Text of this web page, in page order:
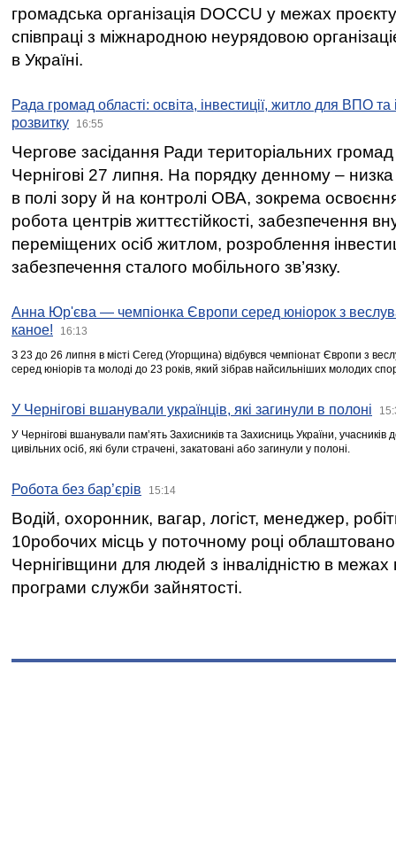
громадська організація DOCCU у межах
співпраці з міжнародною неурядовою
в Україні.
Рада громад області: освіта, інвестиції, житло для ВПО
розвитку
16:55
Чергове засідання Ради територіальних громад
Чернігові 27 липня. На порядку денному –
в полі зору й на контролі ОВА, зокрема освоєння
робота центрів життєстійкості, забезпечення
переміщених осіб житлом, розроблення
забезпечення сталого мобільного зв’язку.
Анна Юр'єва — чемпіонка Європи серед юніорок з
каное!
16:13
З 23 до 26 липня в місті Сегед (Угорщина) відбувся чемпіонат Європи з
серед юніорів та молоді до 23 років, який зібрав найсильніших молодих
У Чернігові вшанували українців, які загинули в полоні
У Чернігові вшанували пам’ять Захисників та Захисниць України,
цивільних осіб, які були страчені, закатовані або загинули у полоні.
Робота без бар’єрів 15:14
Водій, охоронник, вагар, логіст, менеджер,
10робочих місць у поточному році
Чернігівщини для людей з інвалідністю в межах
програми служби зайнятості.